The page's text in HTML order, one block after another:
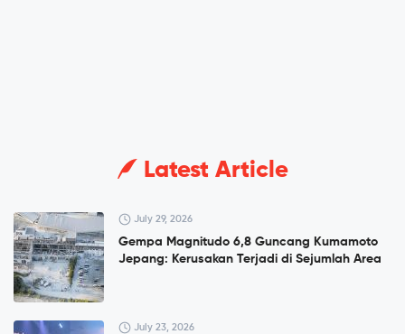
Latest Article
July 29, 2026
Gempa Magnitudo 6,8 Guncang Kumamoto
Jepang: Kerusakan Terjadi di Sejumlah Area
July 23, 2026